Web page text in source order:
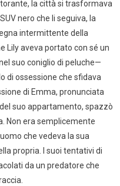
la città si trasformava
nero che li seguiva, la
intermittente della
Lily aveva portato con sé un
suo coniglio di peluche—
di ossessione che sfidava
di Emma, pronunciata
suo appartamento, spazzò
Non era semplicemente
che vedeva la sua
propria. I suoi tentativi di
da un predatore che